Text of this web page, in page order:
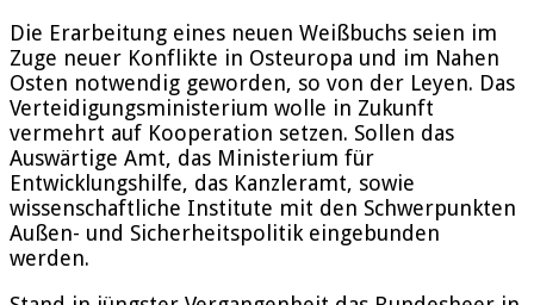
Die Erarbeitung eines neuen Weißbuchs seien im
Zuge neuer Konflikte in Osteuropa und im Nahen
Osten notwendig geworden, so von der Leyen. Das
Verteidigungsministerium wolle in Zukunft
vermehrt auf Kooperation setzen. Sollen das
Auswärtige Amt, das Ministerium für
Entwicklungshilfe, das Kanzleramt, sowie
wissenschaftliche Institute mit den Schwerpunkten
Außen- und Sicherheitspolitik eingebunden
werden.